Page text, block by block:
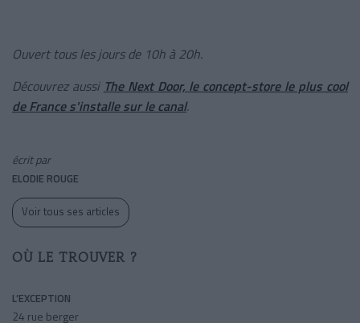
Ouvert tous les jours de 10h à 20h.
Découvrez aussi The Next Door, le concept-store le plus cool
de France s'installe sur le canal.
écrit par
ELODIE ROUGE
Voir tous ses articles
OÙ LE TROUVER ?
L’EXCEPTION
24 rue berger